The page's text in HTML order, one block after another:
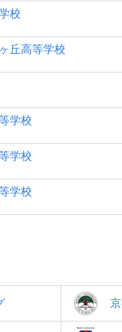
校
丘高等学校
学校
学校
学校